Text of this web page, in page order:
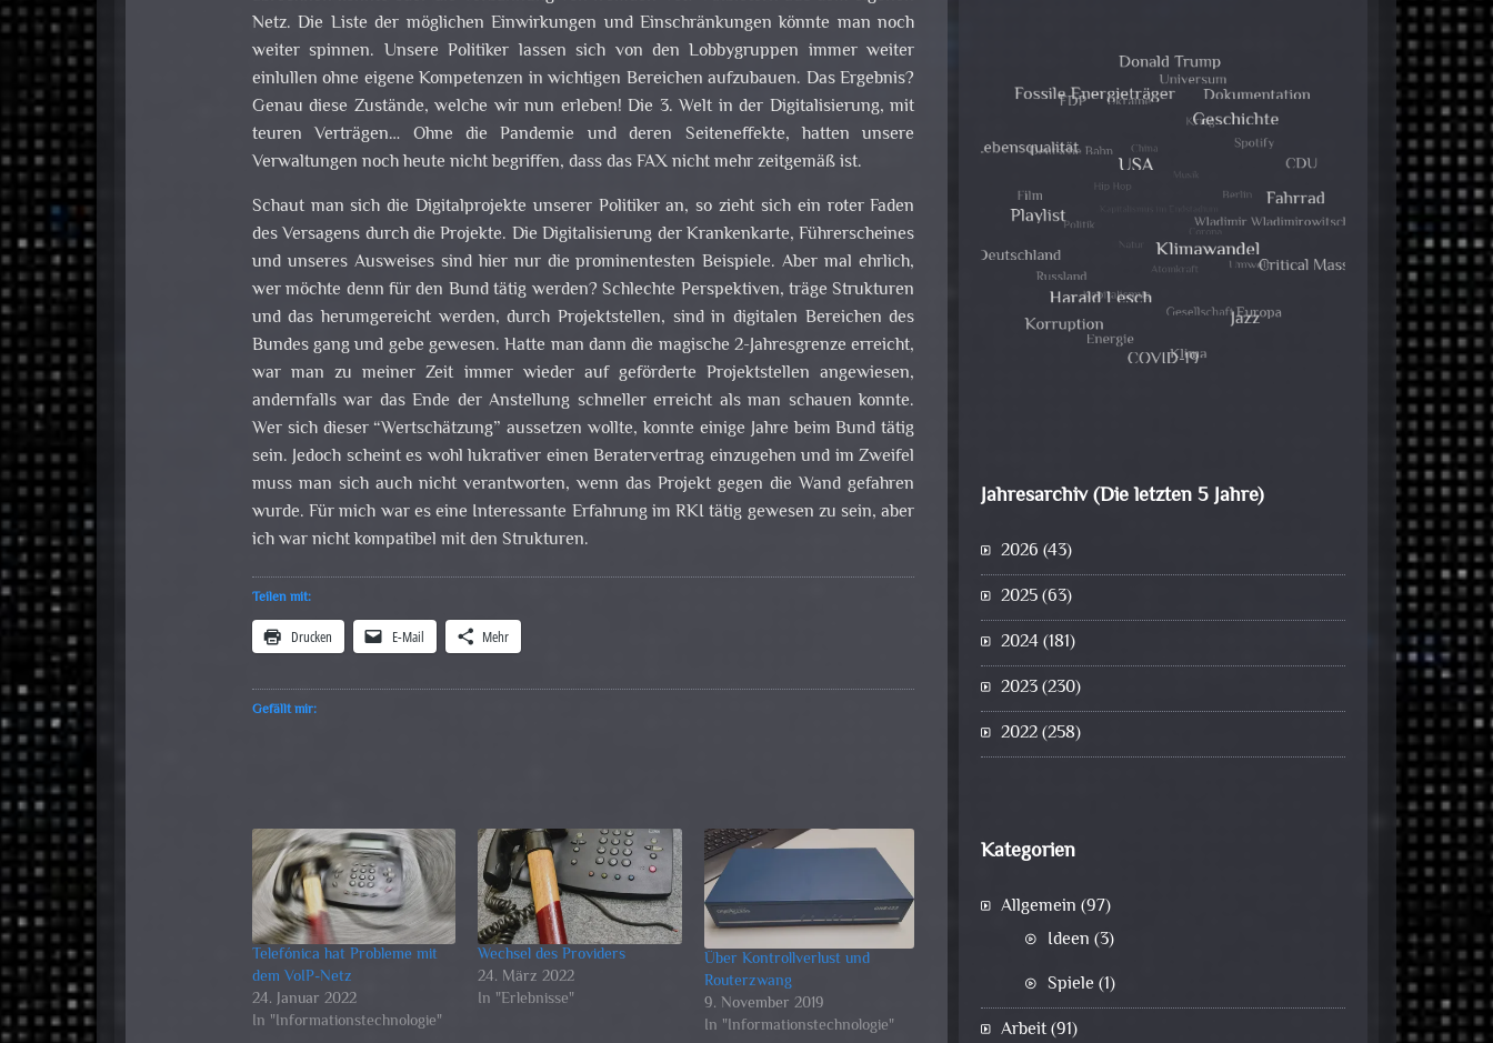
Netz. Die Liste der möglichen Einwirkungen und Einschränkungen könnte man noch
weiter spinnen. Unsere Politiker lassen sich von den Lobbygruppen immer weiter
einlullen ohne eigene Kompetenzen in wichtigen Bereichen aufzubauen. Das Ergebnis?
Genau diese Zustände, welche wir nun erleben! Die 3. Welt in der Digitalisierung, mit
teuren Verträgen… Ohne die Pandemie und deren Seiteneffekte, hatten unsere
Verwaltungen noch heute nicht begriffen, dass das FAX nicht mehr zeitgemäß ist.
Schaut man sich die Digitalprojekte unserer Politiker an, so zieht sich ein roter Faden
des Versagens durch die Projekte. Die Digitalisierung der Krankenkarte, Führerscheines
und unseres Ausweises sind hier nur die prominentesten Beispiele. Aber mal ehrlich,
wer möchte denn für den Bund tätig werden? Schlechte Perspektiven, träge Strukturen
und das herumgereicht werden, durch Projektstellen, sind in digitalen Bereichen des
Bundes gang und gebe gewesen. Hatte man dann die magische 2-Jahresgrenze erreicht,
war man zu meiner Zeit immer wieder auf geförderte Projektstellen angewiesen,
andernfalls war das Ende der Anstellung schneller erreicht als man schauen konnte.
Wer sich dieser “Wertschätzung” aussetzen wollte, konnte einige Jahre beim Bund tätig
sein. Jedoch scheint es wohl lukrativer einen Beratervertrag einzugehen und im Zweifel
muss man sich auch nicht verantworten, wenn das Projekt gegen die Wand gefahren
wurde. Für mich war es eine Interessante Erfahrung im RKI tätig gewesen zu sein, aber
ich war nicht kompatibel mit den Strukturen.
Teilen mit:
Drucken E-Mail Mehr
Gefällt mir:
Telefónica hat Probleme mit
dem VoIP-Netz
24. Januar 2022
In "Informationstechnologie"
Wechsel des Providers
24. März 2022
In "Erlebnisse"
Über Kontrollverlust und
Routerzwang
9. November 2019
In "Informationstechnologie"
Jahresarchiv (Die letzten 5 Jahre)
2026 (43)
2025(63)
2024(181)
2023(230)
2022(258)
Kategorien
Allgemein (97)
Ideen (3)
Spiele (1)
Arbeit(91)